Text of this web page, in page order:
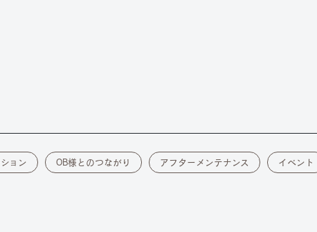
ョン OB様とのつながり アフターメンテナンス イベント